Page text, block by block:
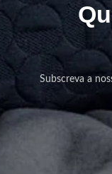
Subscreva a